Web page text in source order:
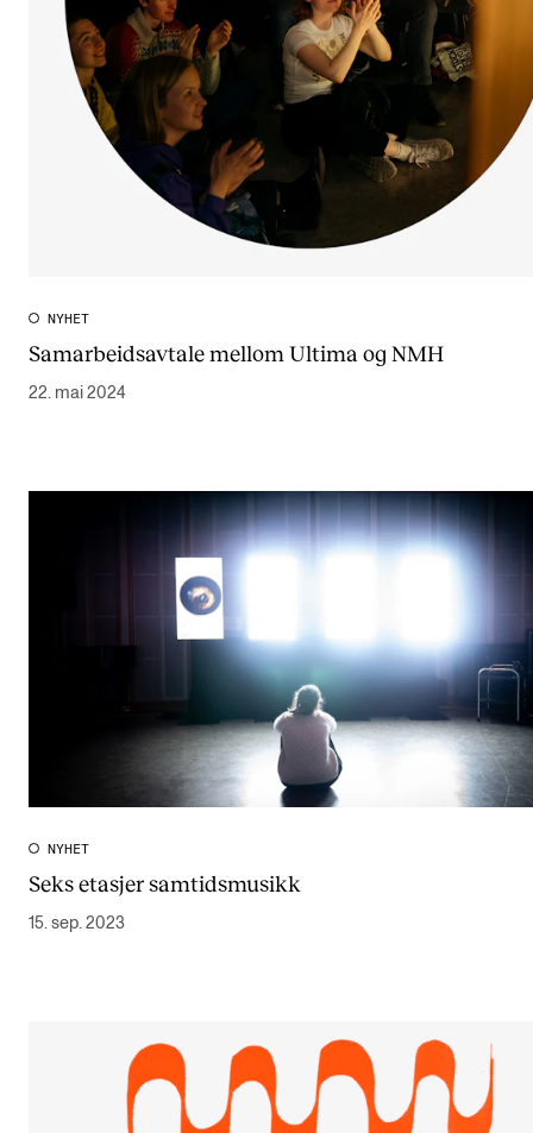
CREMAH
NordART
Prosjekter
Publikasjoner
INTERNASJONALT
Internasjonal strategi
Samarbeidsprosjekter
Nettverk
Nyheter og historier
Om Norges musikkhøgskole
NYHET
Samarbeidsavtale mellom Ultima og NMH
22. mai 2024
NYHET
Seks etasjer samtidsmusikk
15. sep. 2023